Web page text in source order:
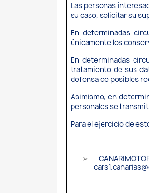
Las personas
su caso, solicitar su
En determinadas
únicamente los
En determinadas
tratamiento de sus
defensa de posibles
Asimismo, en
personales se
Para el ejercicio de
➢